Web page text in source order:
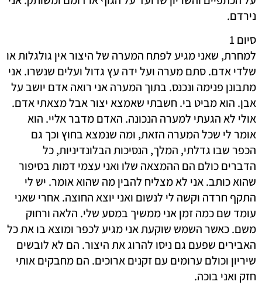
נירדם.
סיום 1
למחרת, שאני מגיע לפתח המערה של היצור אין גולגלות או
שלדי אדם. סתם מערה ועל ידה עץ גדול ועלים שנשרו. אני
מתבונן פנימה ונכנס. בתוך המערה אני רואה אדם יושב על
אבן. הוא מביט בי. חשבתי שאמצא יצור אבל מצאתי אדם.
אולי לא הגעתי למערה הנכונה. האדם מדבר אליי. הוא
אומר לי שכל המערה הזאת, ומה שנמצא בחוץ וכך גם
הכפר שבו גדלתי, המלך, הנסיכות הבלונדיניות, כל
הדברים כולם הם ההמצאה שלו ואני עצמי דמות בסיפור
שהוא כותב. אני לא מצליח להבין מה שהוא אומר. יש לי
התקף חרדה וקשה לי לנשום ואני יוצא החוצה. אחרי שאני
עומד שם כמה זמן אני ממשיך במסע שלי. הלאה ורחוק
משם. כאשר השמש שוקעת אני מגיע לכפר ומוצא בו את כל
האבירים שפעם גם ניסו להרוג את היצור. הם לא לובשים
שיריון וכולם ערומים עם זקנים ארוכים. הם מחבקים אותי
חזק ואני בוכה.